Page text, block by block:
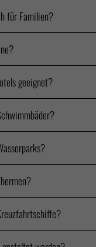
für Familien?
geeignet?